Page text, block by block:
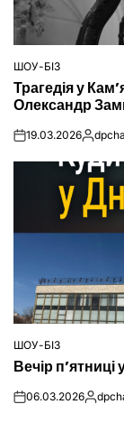
ОПУБЛІКУВАТИ
ШОУ-БІЗ
Трагедія у
Олександр
on19.03.2026
ОПУБЛІКУВАТИ
У
ШОУ-БІЗ
Вечір
on06.03.2026